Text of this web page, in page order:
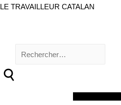
LE TRAVAILLEUR CATALAN
Rechercher :